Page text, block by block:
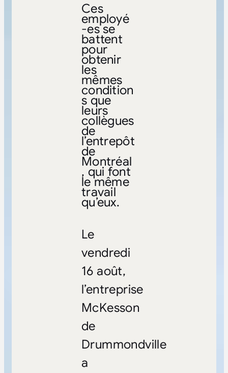
Ces
employé
-es se
battent
pour
obtenir
les
mêmes
condition
s que
leurs
collègues
de
l’entrepôt
de
Montréal
, qui font
le même
travail
qu’eux.
Le
vendredi
16 août,
l’entreprise
McKesson
de
Drummondville
a